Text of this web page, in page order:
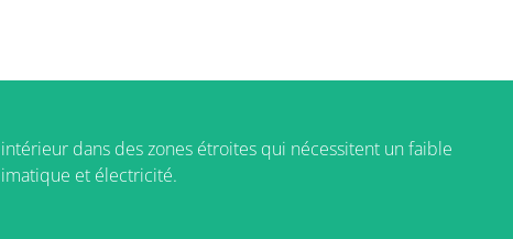
dans des zones étroites qui nécessitent un faible
et électricité.